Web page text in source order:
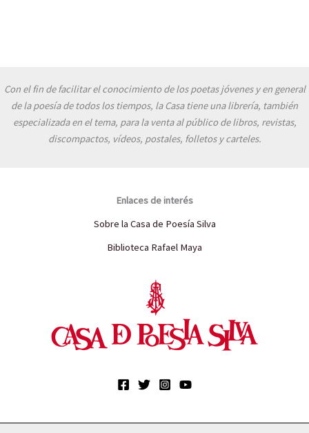
Con el fin de facilitar el conocimiento de los poetas jóvenes y en general
de la poesía de todos los tiempos, la Casa tiene una librería, también
especializada en el tema, para la venta al público de libros, revistas,
discompactos, vídeos, postales, folletos y carteles.
Enlaces de interés
Sobre la Casa de Poesía Silva
Biblioteca Rafael Maya